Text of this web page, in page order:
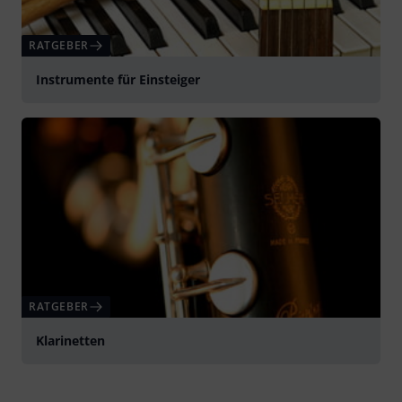
RATGEBER
Instrumente für Einsteiger
RATGEBER
Klarinetten